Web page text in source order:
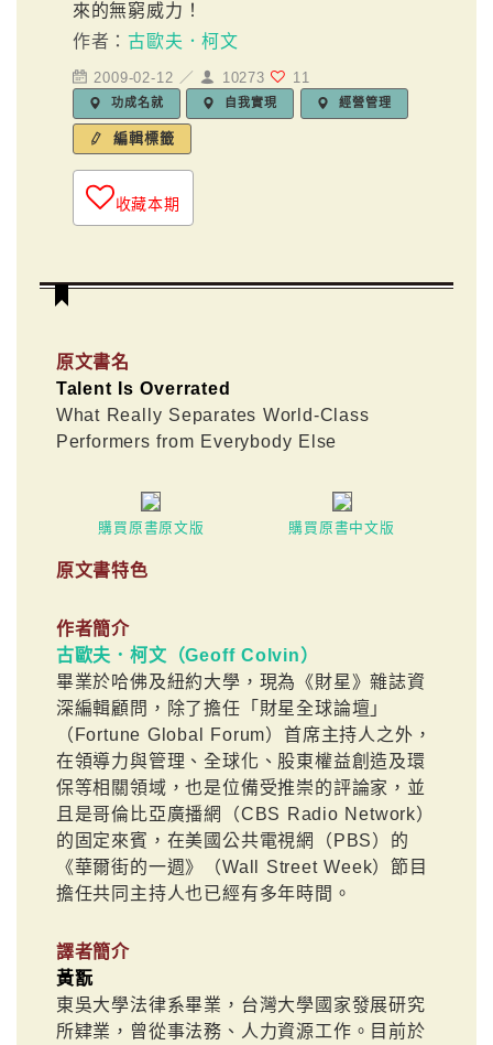
來的無窮威力！
作者：古歐夫．柯文
2009-02-12 ／ 10273 11
功成名就 自我實現 經營管理
編輯標籤
收藏本期
原文書名
Talent Is Overrated
What Really Separates World-Class
Performers from Everybody Else
購買原書原文版 購買原書中文版
原文書特色
作者簡介
古歐夫．柯文（Geoff Colvin）
畢業於哈佛及紐約大學，現為《財星》雜誌資
深編輯顧問，除了擔任「財星全球論壇」
（Fortune Global Forum）首席主持人之外，
在領導力與管理、全球化、股東權益創造及環
保等相關領域，也是位備受推崇的評論家，並
且是哥倫比亞廣播網（CBS Radio Network）
的固定來賓，在美國公共電視網（PBS）的
《華爾街的一週》（Wall Street Week）節目
擔任共同主持人也已經有多年時間。
譯者簡介
黃翫
東吳大學法律系畢業，台灣大學國家發展研究
所肄業，曾從事法務、人力資源工作。目前於